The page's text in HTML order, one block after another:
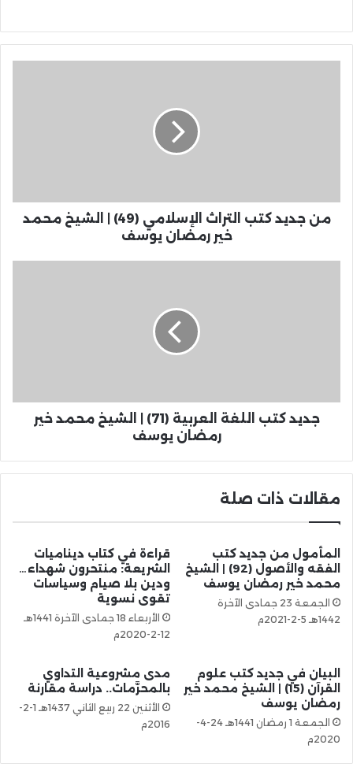
من جديد كتب التراث الإسلامي (49) | الشيخ محمد
خير رمضان يوسف
جديد كتب اللغة العربية (71) | الشيخ محمد خير
رمضان يوسف
مقالات ذات صلة
المأمول من جديد كتب
الفقه والأصول (92) | الشيخ
محمد خير رمضان يوسف
الجمعة 23 جمادى الآخرة
1442هـ 5-2-2021م
قراءة في كتاب ديناميات
الشريعة: منتحرون شهداء…
ودين بلا صيام وسياسات
تقوى نسوية
الأربعاء 18 جمادى الآخرة 1441هـ
12-2-2020م
البيان في جديد كتب علوم
القرآن (15) | الشيخ محمد خير
رمضان يوسف
الجمعة 1 رمضان 1441هـ 24-4-
2020م
مدى مشروعية التداوي
بالمحرَّمات.. دراسة مقارنة
الأثنين 22 ربيع الثاني 1437هـ 1-2-
2016م